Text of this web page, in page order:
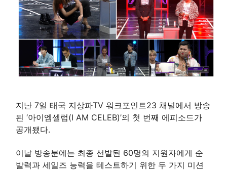
지난 7일 태국 지상파TV 워크포인트23 채널에서 방송
된 ‘아이엠셀럽(I AM CELEB)’의 첫 번째 에피소드가
공개됐다.
이날 방송분에는 최종 선발된 60명의 지원자에게 순
발력과 세일즈 능력을 테스트하기 위한 두 가지 미션